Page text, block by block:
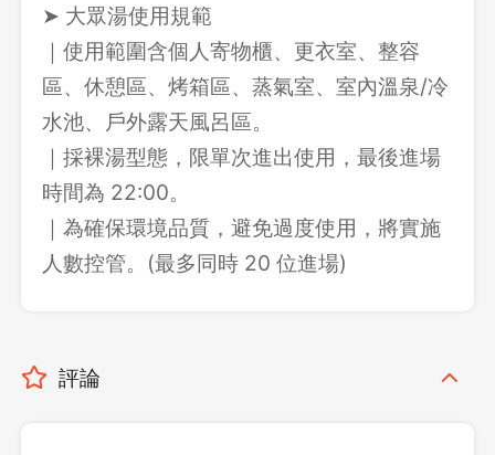
➤ 大眾湯使用規範
｜使用範圍含個人寄物櫃、更衣室、整容
區、休憩區、烤箱區、蒸氣室、室內溫泉/冷
水池、戶外露天風呂區。
｜採裸湯型態，限單次進出使用，最後進場
時間為 22:00。
｜為確保環境品質，避免過度使用，將實施
人數控管。(最多同時 20 位進場)
評論